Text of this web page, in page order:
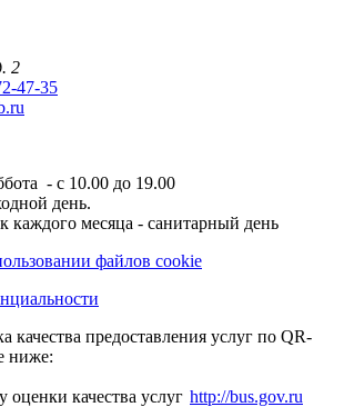
2
47-35
- с 10.00 до 19.00
день.
каждого месяца - санитарный день
файлов cookie
качества предоставления услуг по QR-
ниже:
http://bus.gov.ru